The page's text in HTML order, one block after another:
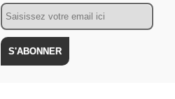
Email